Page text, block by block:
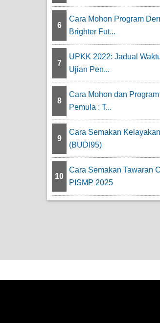
6
Cara Mohon Program
Brighter Fut...
7
UPKK 2022: Jadual
Ujian Pen...
8
Cara Mohon dan
Pemula : T...
9
Cara Semakan
(BUDI95)
10
Cara Semakan Tawaran
PISMP 2025